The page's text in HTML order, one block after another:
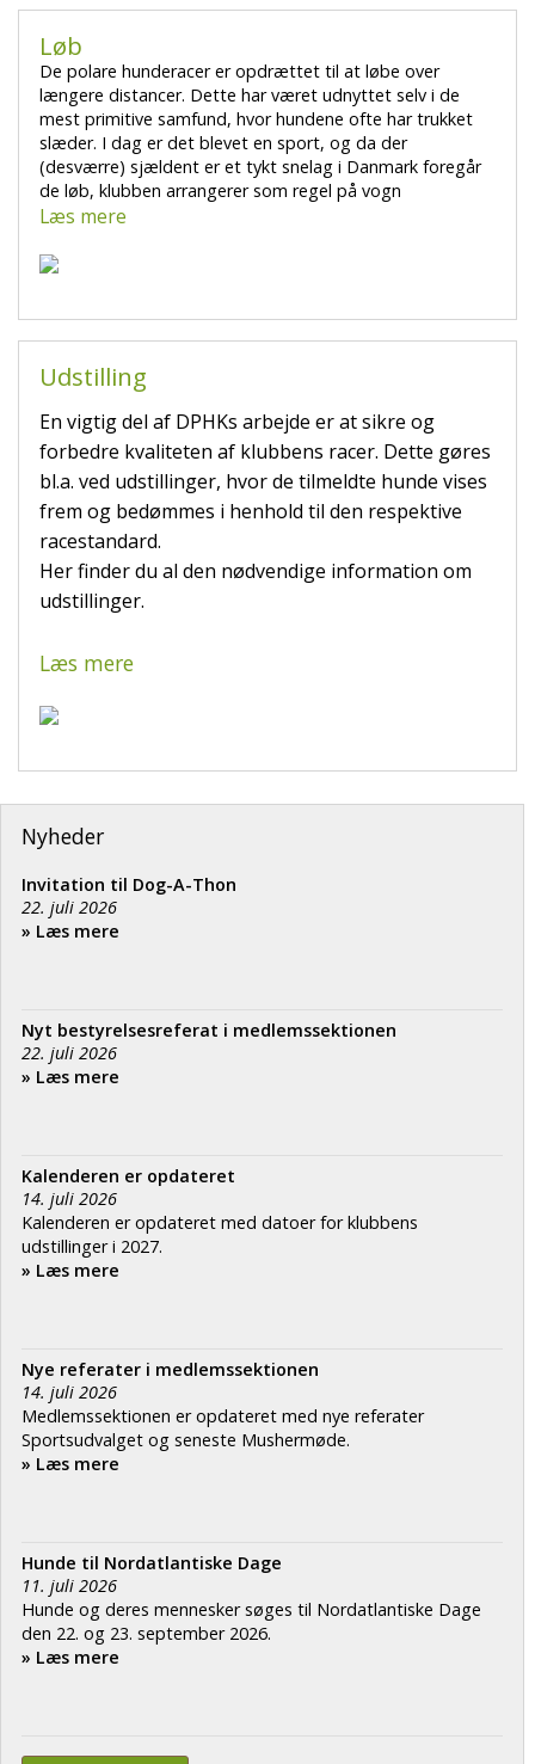
Løb
De polare hunderacer er opdrættet til at løbe over
længere distancer. Dette har været udnyttet selv i de
mest primitive samfund, hvor hundene ofte har trukket
slæder. I dag er det blevet en sport, og da der
(desværre) sjældent er et tykt snelag i Danmark foregår
de løb, klubben arrangerer som regel på vogn
Læs mere
Udstilling
En vigtig del af DPHKs arbejde er at sikre og
forbedre kvaliteten af klubbens racer. Dette gøres
bl.a. ved udstillinger, hvor de tilmeldte hunde vises
frem og bedømmes i henhold til den respektive
racestandard.
Her finder du al den nødvendige information om
udstillinger.
Læs mere
Nyheder
Invitation til Dog-A-Thon
22. juli 2026
» Læs mere
Nyt bestyrelsesreferat i medlemssektionen
22. juli 2026
» Læs mere
Kalenderen er opdateret
14. juli 2026
Kalenderen er opdateret med datoer for klubbens
udstillinger i 2027.
» Læs mere
Nye referater i medlemssektionen
14. juli 2026
Medlemssektionen er opdateret med nye referater
Sportsudvalget og seneste Mushermøde.
» Læs mere
Hunde til Nordatlantiske Dage
11. juli 2026
Hunde og deres mennesker søges til Nordatlantiske Dage
den 22. og 23. september 2026.
» Læs mere